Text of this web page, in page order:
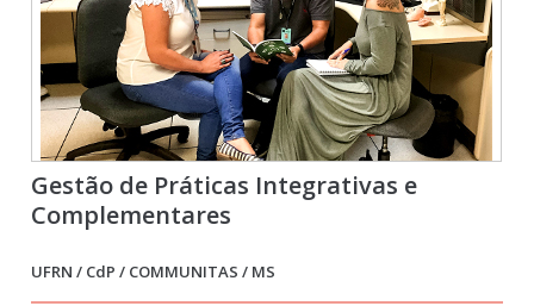
Gestão de Práticas Integrativas e
Complementares
UFRN / CdP / COMMUNITAS / MS